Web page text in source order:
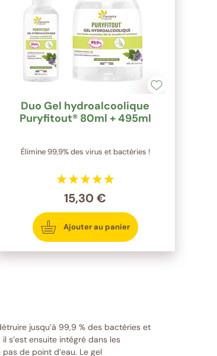
Duo Gel hydroalcoolique
Puryfitout® 80ml + 495ml
Élimine 99,9% des virus et bactéries !
15,30 €
Ajouter au panier
jusqu’à 99,9 % des bactéries et
s’est ensuite intégré dans les
de point d’eau. Le gel